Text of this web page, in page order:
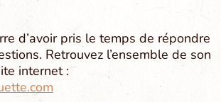
d’avoir pris le temps de répondre
Retrouvez l’ensemble de son
internet :